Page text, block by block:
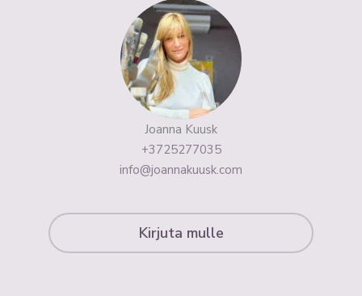
Joanna Kuusk
+3725277035
info@joannakuusk.com
Kirjuta mulle